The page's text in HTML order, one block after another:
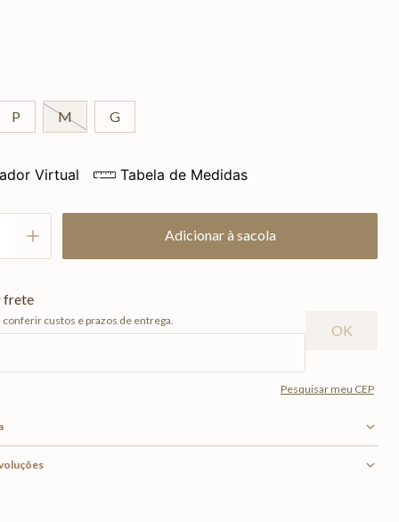
P M G
Virtual Tabela de Medidas
Adicionar à sacola